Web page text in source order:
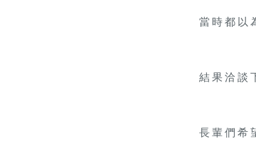
當時都以
結果洽談
長輩們希